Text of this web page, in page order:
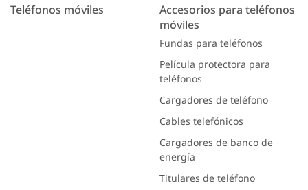
Teléfonos móviles
Accesorios para teléfonos
móviles
Fundas para teléfonos
Película protectora para
teléfonos
Cargadores de teléfono
Cables telefónicos
Cargadores de banco de
energía
Titulares de teléfono